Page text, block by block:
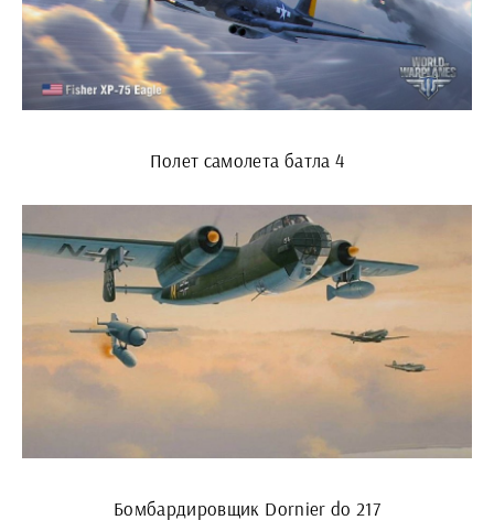
Полет самолета батла 4
Бомбардировщик Dornier do 217